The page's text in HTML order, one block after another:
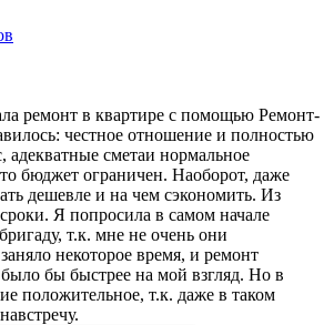
ремонт в квартире с помощью Ремонт-
честное отношение и полностью
адекватные сметаи нормальное
бюджет ограничен. Наоборот, даже
дешевле и на чем сэкономить. Из
Я попросила в самом начале
т.к. мне не очень они
некоторое время, и ремонт
бы быстрее на мой взгляд. Но в
положительное, т.к. даже в таком